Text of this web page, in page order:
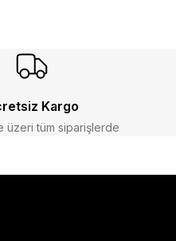
Kargo
üzeri tüm siparişlerde